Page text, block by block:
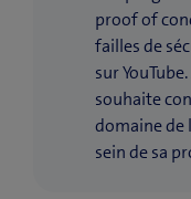
proof of
failles de
sur
souhaite
domaine de
sein de sa